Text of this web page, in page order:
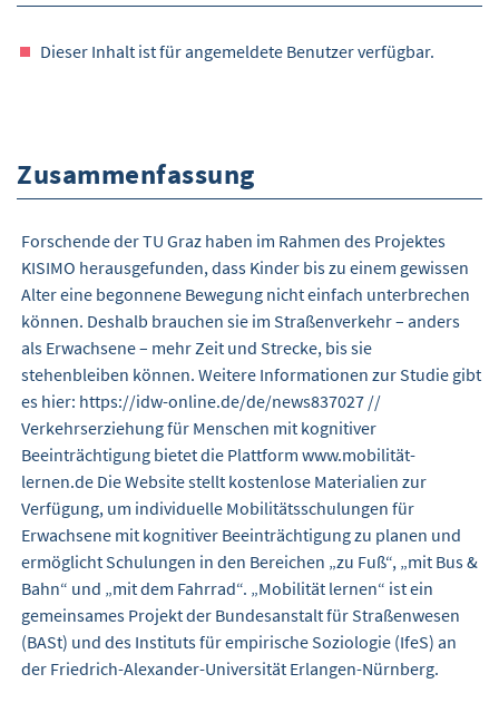
Dieser Inhalt ist für angemeldete Benutzer verfügbar.
Zusammenfassung
Forschende der TU Graz haben im Rahmen des Projektes
KISIMO herausgefunden, dass Kinder bis zu einem gewissen
Alter eine begonnene Bewegung nicht einfach unterbrechen
können. Deshalb brauchen sie im Straßenverkehr – anders
als Erwachsene – mehr Zeit und Strecke, bis sie
stehenbleiben können. Weitere Informationen zur Studie gibt
es hier: https://idw-online.de/de/news837027 //
Verkehrserziehung für Menschen mit kognitiver
Beeinträchtigung bietet die Plattform www.mobilität-
lernen.de Die Website stellt kostenlose Materialien zur
Verfügung, um individuelle Mobilitätsschulungen für
Erwachsene mit kognitiver Beeinträchtigung zu planen und
ermöglicht Schulungen in den Bereichen „zu Fuß“, „mit Bus &
Bahn“ und „mit dem Fahrrad“. „Mobilität lernen“ ist ein
gemeinsames Projekt der Bundesanstalt für Straßenwesen
(BASt) und des Instituts für empirische Soziologie (IfeS) an
der Friedrich-Alexander-Universität Erlangen-Nürnberg.